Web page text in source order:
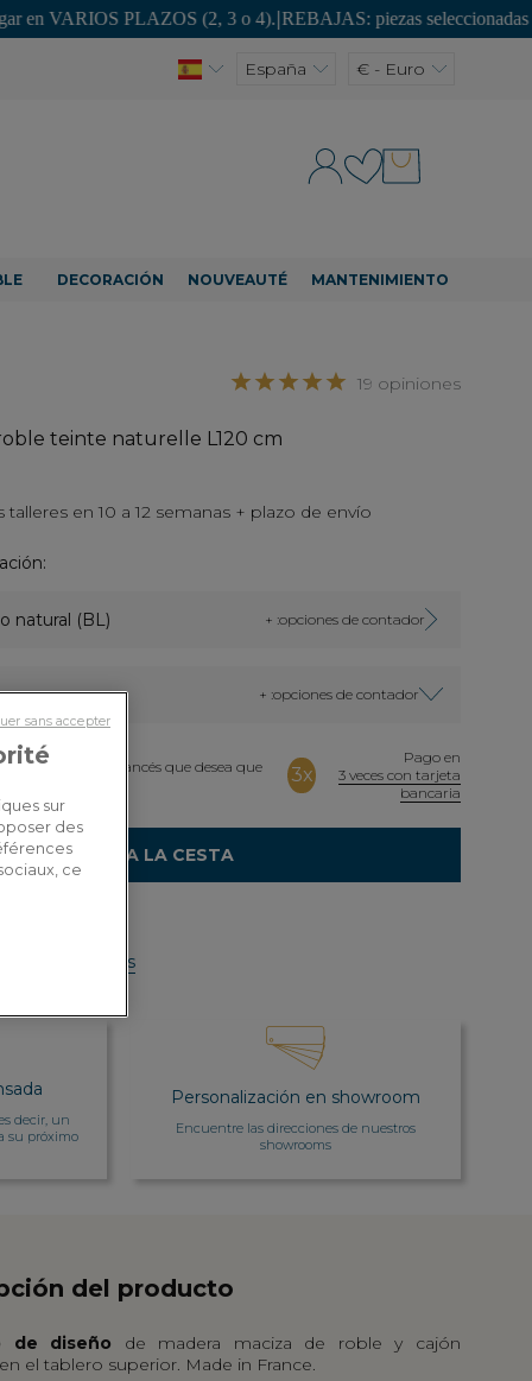
PLAZOS (2, 3 o 4).|REBAJAS: piezas seleccionadas con hasta
España € - Euro
DECORACIÓN NOUVEAUTÉ MANTENIMIENTO
19 opiniones
teinte naturelle L120 cm
en 10 a 12 semanas + plazo de envío
natural (BL) + :opciones de contador
+ :opciones de contador
el texto en francés que desea que
3x
Pago en
3 veces con tarjeta
bancaria
AÑADIR A LA CESTA
envío por país
decir, un
su próximo
Personalización en showroom
Encuentre las direcciones de nuestros
showrooms
del producto
de diseño de madera maciza de roble y cajón
el tablero superior. Made in France.
sur
des
ce
sans accepter